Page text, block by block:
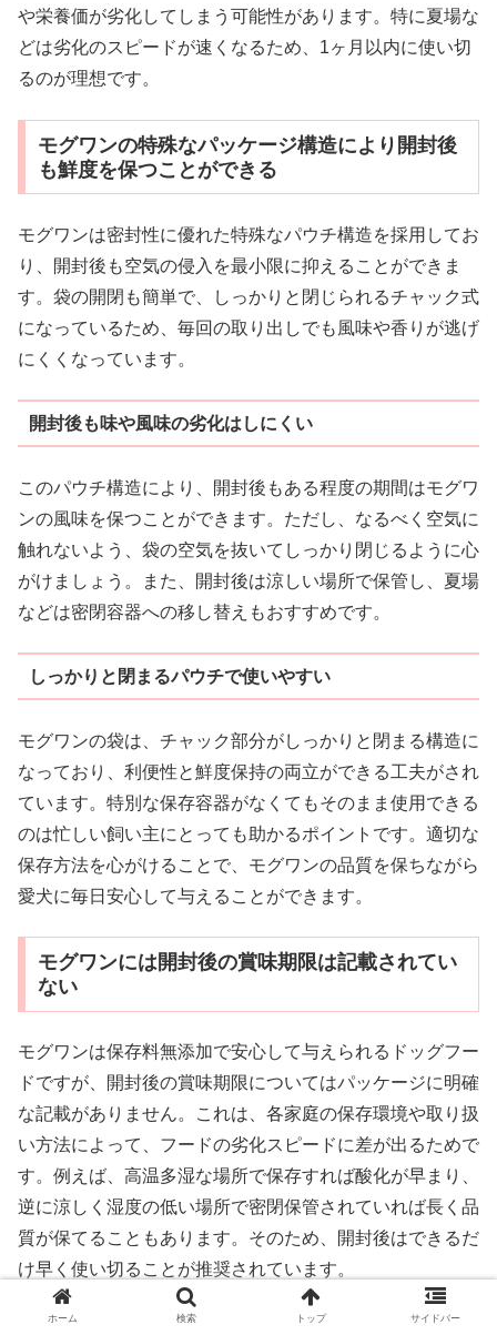
や栄養価が劣化してしまう可能性があります。特に夏場な
どは劣化のスピードが速くなるため、1ヶ月以内に使い切
るのが理想です。
モグワンの特殊なパッケージ構造により開封後
も鮮度を保つことができる
モグワンは密封性に優れた特殊なパウチ構造を採用してお
り、開封後も空気の侵入を最小限に抑えることができま
す。袋の開閉も簡単で、しっかりと閉じられるチャック式
になっているため、毎回の取り出しでも風味や香りが逃げ
にくくなっています。
開封後も味や風味の劣化はしにくい
このパウチ構造により、開封後もある程度の期間はモグワ
ンの風味を保つことができます。ただし、なるべく空気に
触れないよう、袋の空気を抜いてしっかり閉じるように心
がけましょう。また、開封後は涼しい場所で保管し、夏場
などは密閉容器への移し替えもおすすめです。
しっかりと閉まるパウチで使いやすい
モグワンの袋は、チャック部分がしっかりと閉まる構造に
なっており、利便性と鮮度保持の両立ができる工夫がされ
ています。特別な保存容器がなくてもそのまま使用できる
のは忙しい飼い主にとっても助かるポイントです。適切な
保存方法を心がけることで、モグワンの品質を保ちながら
愛犬に毎日安心して与えることができます。
モグワンには開封後の賞味期限は記載されてい
ない
モグワンは保存料無添加で安心して与えられるドッグフー
ドですが、開封後の賞味期限についてはパッケージに明確
な記載がありません。これは、各家庭の保存環境や取り扱
い方法によって、フードの劣化スピードに差が出るためで
す。例えば、高温多湿な場所で保存すれば酸化が早まり、
逆に涼しく湿度の低い場所で密閉保管されていれば長く品
質が保てることもあります。そのため、開封後はできるだ
け早く使い切ることが推奨されています。
ホーム 検索 トップ サイドバー